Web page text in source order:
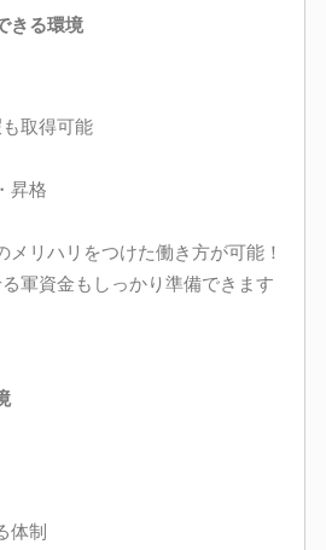
きる環境
取得可能
昇格
メリハリをつけた働き方が可能！
軍資金もしっかり準備できます
体制